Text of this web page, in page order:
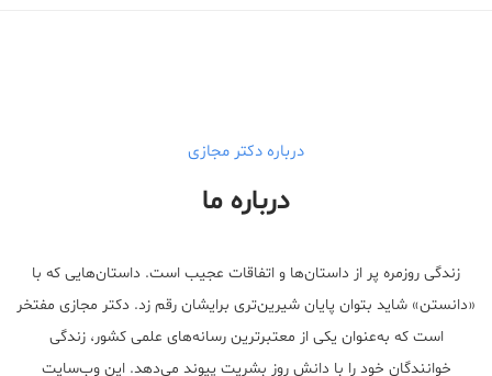
درباره دکتر مجازی
درباره ما
زندگی روزمره پر از داستان‌ها و اتفاقات عجیب است. داستان‌هایی که با
«دانستن» شاید بتوان پایان شیرین‌تری برایشان رقم زد. دکتر مجازی مفتخر
است که به‌عنوان یکی از معتبر‌ترین رسانه‌های علمی کشور، زندگی
خوانندگان خود را با دانش روز بشریت پیوند می‌دهد. این وب‌سایت